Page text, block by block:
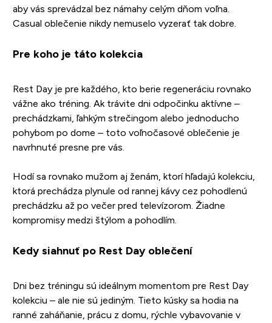
aby vás sprevádzal bez námahy celým dňom voľna.
Casual oblečenie nikdy nemuselo vyzerať tak dobre.
Pre koho je táto kolekcia
Rest Day je pre každého, kto berie regeneráciu rovnako
vážne ako tréning. Ak trávite dni odpočinku aktívne –
prechádzkami, ľahkým strečingom alebo jednoducho
pohybom po dome – toto voľnočasové oblečenie je
navrhnuté presne pre vás.
Hodí sa rovnako mužom aj ženám, ktorí hľadajú kolekciu,
ktorá prechádza plynule od rannej kávy cez pohodlenú
prechádzku až po večer pred televízorom. Žiadne
kompromisy medzi štýlom a pohodlím.
Kedy siahnuť po Rest Day oblečení
Dni bez tréningu sú ideálnym momentom pre Rest Day
kolekciu – ale nie sú jediným. Tieto kúsky sa hodia na
ranné zaháňanie, prácu z domu, rýchle vybavovanie v